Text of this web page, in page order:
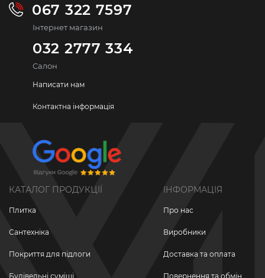
067 322 7597
Інтернет магазин
032 2777 334
Салон
Написати нам
Контактна інформація
КАТАЛОГ ПРОДУКЦІЇ
Плитка
Сантехніка
Покриття для підлоги
Будівельні суміші
ІНФОРМАЦІЯ
Про нас
Виробники
Доставка та оплата
Повернення та обмін